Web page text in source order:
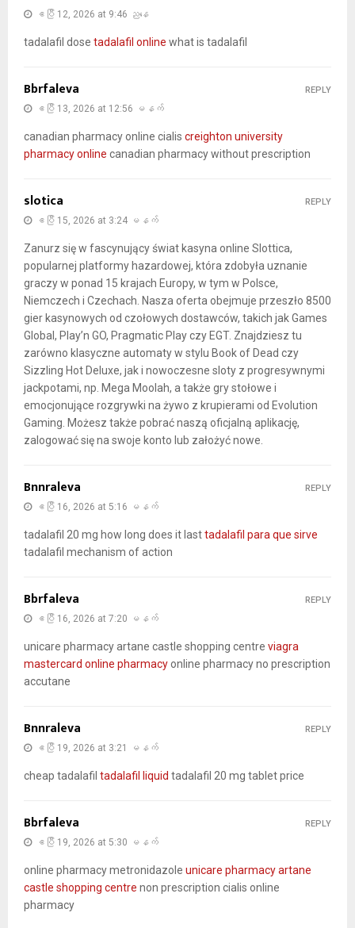
ဧပြီ 12, 2026 at 9:46 ညနေ
tadalafil dose tadalafil online what is tadalafil
Bbrfaleva
ဧပြီ 13, 2026 at 12:56 မနက်
canadian pharmacy online cialis creighton university
pharmacy online canadian pharmacy without prescription
REPLY
slotica
ဧပြီ 15, 2026 at 3:24 မနက်
Zanurz się w fascynujący świat kasyna online Slottica,
popularnej platformy hazardowej, która zdobyła uznanie
graczy w ponad 15 krajach Europy, w tym w Polsce,
Niemczech i Czechach. Nasza oferta obejmuje przeszło 8500
gier kasynowych od czołowych dostawców, takich jak Games
Global, Play’n GO, Pragmatic Play czy EGT. Znajdziesz tu
zarówno klasyczne automaty w stylu Book of Dead czy
Sizzling Hot Deluxe, jak i nowoczesne sloty z progresywnymi
jackpotami, np. Mega Moolah, a także gry stołowe i
emocjonujące rozgrywki na żywo z krupierami od Evolution
Gaming. Możesz także pobrać naszą oficjalną aplikację,
zalogować się na swoje konto lub założyć nowe.
REPLY
Bnnraleva
ဧပြီ 16, 2026 at 5:16 မနက်
tadalafil 20 mg how long does it lasttadalafil para que sirve
tadalafil mechanism of action
REPLY
Bbrfaleva
ဧပြီ 16, 2026 at 7:20 မနက်
unicare pharmacy artane castle shopping centre viagra
mastercard online pharmacyonline pharmacy no prescription
accutane
REPLY
Bnnraleva
ဧပြီ 19, 2026 at 3:21 မနက်
cheap tadalafil tadalafil liquid tadalafil 20 mg tablet price
REPLY
Bbrfaleva
ဧပြီ 19, 2026 at 5:30 မနက်
online pharmacy metronidazole unicare pharmacy artane
castle shopping centre non prescription cialis online
pharmacy
REPLY